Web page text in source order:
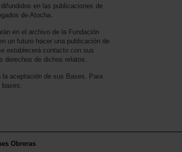
en las publicaciones de
de Atocha.
en el archivo de la Fundación
un futuro hacer una publicación de
establecerá contacto con sus
derechos de dichos relatos.
aceptación de sus Bases. Para
Obreras